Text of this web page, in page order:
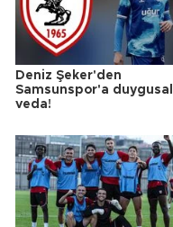
Deniz Şeker'den
Samsunspor'a duygusal
veda!